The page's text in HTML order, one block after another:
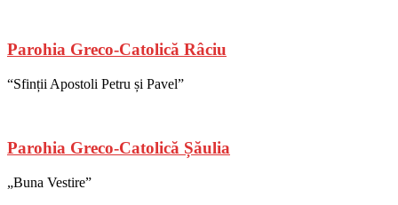
Parohia Greco-Catolică Râciu
“Sfinții Apostoli Petru și Pavel”
Parohia Greco-Catolică Șăulia
„Buna Vestire”